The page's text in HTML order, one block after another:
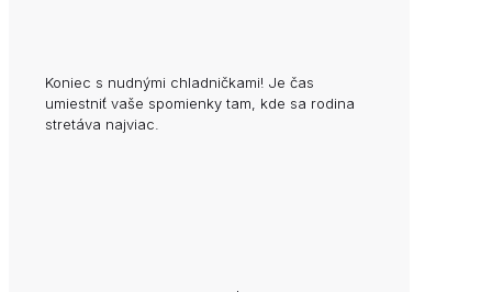
Koniec s nudnými chladničkami! Je čas
umiestniť vaše spomienky tam, kde sa rodina
stretáva najviac.